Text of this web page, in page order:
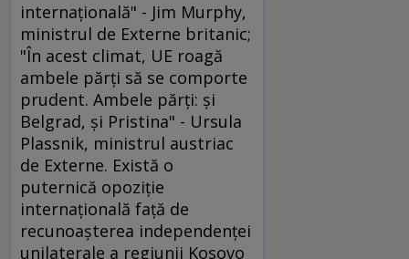
internaţională" - Jim Murphy,
ministrul de Externe britanic;
"În acest climat, UE roagă
ambele părţi să se comporte
prudent. Ambele părţi: şi
Belgrad, şi Pristina" - Ursula
Plassnik, ministrul austriac
de Externe. Există o
puternică opoziţie
internaţională faţă de
recunoaşterea independenţei
unilaterale a regiunii Kosovo